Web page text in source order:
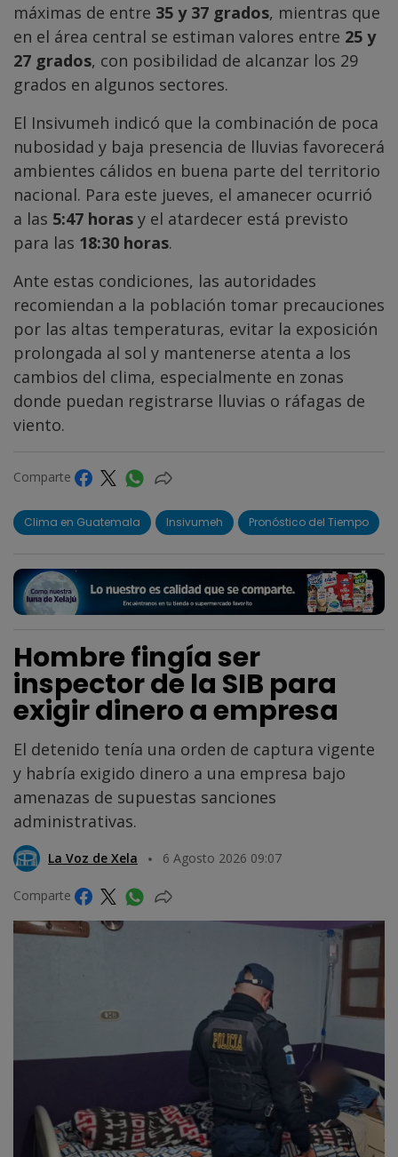
máximas de entre 35 y 37 grados, mientras que
en el área central se estiman valores entre 25 y
27 grados, con posibilidad de alcanzar los 29
grados en algunos sectores.
El Insivumeh indicó que la combinación de poca
nubosidad y baja presencia de lluvias favorecerá
ambientes cálidos en buena parte del territorio
nacional. Para este jueves, el amanecer ocurrió
a las 5:47 horas y el atardecer está previsto
para las 18:30 horas.
Ante estas condiciones, las autoridades
recomiendan a la población tomar precauciones
por las altas temperaturas, evitar la exposición
prolongada al sol y mantenerse atenta a los
cambios del clima, especialmente en zonas
donde puedan registrarse lluvias o ráfagas de
viento.
Comparte
Clima en Guatemala Insivumeh Pronóstico del Tiempo
Hombre fingía ser
inspector de la SIB para
exigir dinero a empresa
El detenido tenía una orden de captura vigente
y habría exigido dinero a una empresa bajo
amenazas de supuestas sanciones
administrativas.
La Voz de Xela 6 Agosto 2026 09:07
Comparte